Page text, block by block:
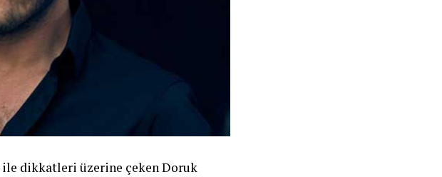
ile dikkatleri üzerine çeken Doruk